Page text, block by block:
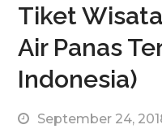
Tiket
Air Panas
Indonesia)
September 24,